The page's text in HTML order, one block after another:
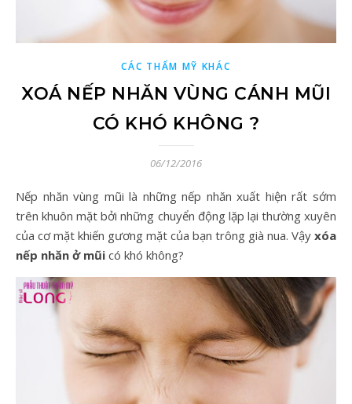
CÁC THẨM MỸ KHÁC
XOÁ NẾP NHĂN VÙNG CÁNH MŨI
CÓ KHÓ KHÔNG ?
06/12/2016
Nếp nhăn vùng mũi là những nếp nhăn xuất hiện rất sớm
trên khuôn mặt bởi những chuyển động lặp lại thường xuyên
của cơ mặt khiến gương mặt của bạn trông già nua. Vậy xóa
nếp nhăn ở mũi có khó không?